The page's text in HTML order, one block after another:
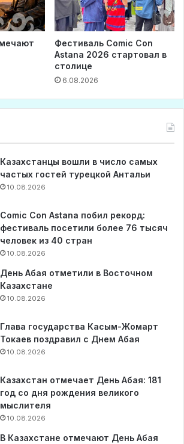
Фестиваль Comic Con
Astana 2026 стартовал в
столице
6.08.2026
Казахстанцы вошли в число самых
частых гостей турецкой Антальи
10.08.2026
Comic Con Astana побил рекорд:
фестиваль посетили более 76 тысяч
человек из 40 стран
10.08.2026
День Абая отметили в Восточном
Казахстане
10.08.2026
Глава государства Касым-Жомарт
Токаев поздравил с Днем Абая
10.08.2026
Казахстан отмечает День Абая: 181
год со дня рождения великого
мыслителя
10.08.2026
В Казахстане отмечают День Абая